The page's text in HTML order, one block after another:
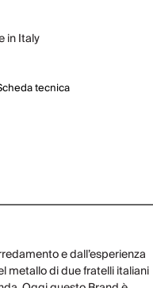
in Italy
tecnica
e dall’esperienza
metallo di due fratelli italiani